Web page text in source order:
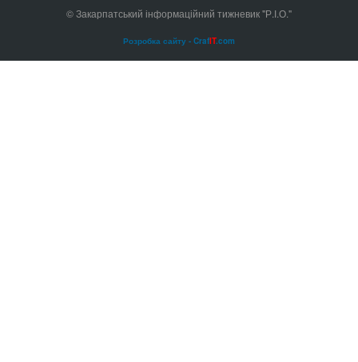
© Закарпатський інформаційний тижневик "Р.І.О."
Розробка сайту - CrafIT.com